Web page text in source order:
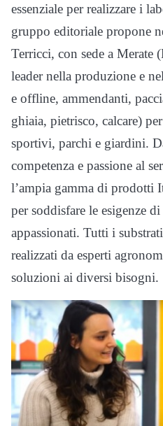
essenziale per realizzare i
gruppo editoriale propone
Terricci, con sede a Merate
leader nella produzione e
e offline, ammendanti,
ghiaia, pietrisco, calcare)
sportivi, parchi e giardini.
competenza e passione al
l’ampia gamma di prodotti
per soddisfare le esigenze
appassionati. Tutti i
realizzati da esperti
soluzioni ai diversi bisogni.